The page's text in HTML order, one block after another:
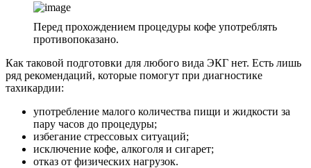
Перед прохождением процедуры кофе употреблять
противопоказано.
Как таковой подготовки для любого вида ЭКГ нет. Есть лишь
ряд рекомендаций, которые помогут при диагностике
тахикардии:
употребление малого количества пищи и жидкости за
пару часов до процедуры;
избегание стрессовых ситуаций;
исключение кофе, алкоголя и сигарет;
отказ от физических нагрузок.